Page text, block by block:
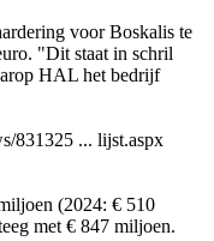
voor Boskalis te
"Dit staat in schril
HAL het bedrijf
831325 ... lijst.aspx
(2024: € 510
met € 847 miljoen.